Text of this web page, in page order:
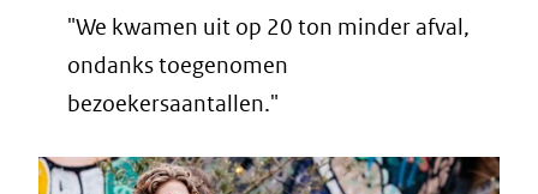
"We kwamen uit op 20 ton minder afval,
ondanks toegenomen
bezoekersaantallen."